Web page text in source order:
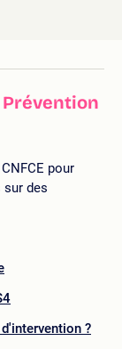
pour
sur des
?